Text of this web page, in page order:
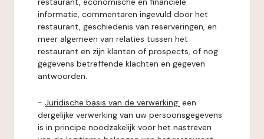
informatie, commentaren ingevuld door het
restaurant, geschiedenis van reserveringen, en
meer algemeen van relaties tussen het
restaurant en zijn klanten of prospects, of nog
gegevens betreffende klachten en gegeven
antwoorden.
- Juridische basis van de verwerking: een
dergelijke verwerking van uw persoonsgegevens
is in principe noodzakelijk voor het nastreven